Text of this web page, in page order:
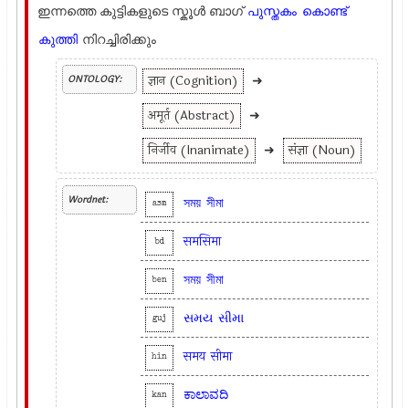
ഇന്നത്തെ കുട്ടികളുടെ സ്കൂള്‍ ബാഗ്പുസ്തകം കൊണ്ട്
കുത്തി നിറച്ചിരിക്കും
ONTOLOGY: ज्ञान (Cognition)
➜
अमूर्त (Abstract)
➜
निर्जीव (Inanimate)
➜ संज्ञा (Noun)
Wordnet: asm সময় সীমা
bd समसिमा
ben সময় সীমা
guj સમય સીમા
hin समय सीमा
kan ಕಾಲಾವದಿ